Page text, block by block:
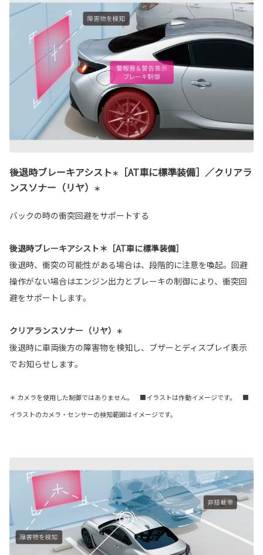
後退時ブレーキアシスト＊
［AT車に標準装備］／クリアラ
ンスソナー（リヤ）
＊
バックの時の衝突回避をサポートする
後退時ブレーキアシスト＊［AT車に標準装備］
後退時、衝突の可能性がある場合は、段階的に注意を喚起。回避
操作がない場合はエンジン出力とブレーキの制御により、衝突回
避をサポートします。
クリアランスソナー（リヤ） ＊
後退時に車両後方の障害物を検知し、ブザーとディスプレイ表示
でお知らせします。
＊ カメラを使用した制御ではありません。 ■イラストは作動イメージです。 ■
イラストのカメラ・センサーの検知範囲はイメージです。